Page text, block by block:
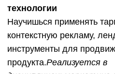
технологии
Научишься применять
контекстную рекламу,
инструменты для
продукта.Реализуется в